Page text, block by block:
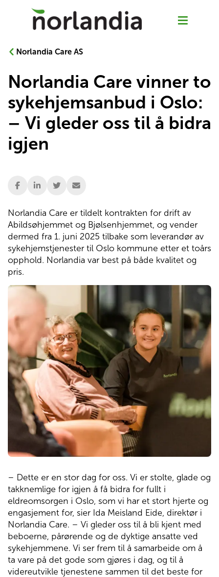
Våre tjenester
Hjemmetjenester
Senior Pluss
Pasienthotell
Om Norlandia
Kontakt oss
Jobb hos oss
Norlandia Care AS
Norlandia Care vinner to
sykehjemsanbud i Oslo:
– Vi gleder oss til å bidra
igjen
Norlandia Care er tildelt kontrakten for drift av
Abildsøhjemmet og Bjølsenhjemmet, og vender
dermed fra 1. juni 2025 tilbake som leverandør av
sykehjemstjenester til Oslo kommune etter et toårs
opphold. Norlandia var best på både kvalitet og
pris.
– Dette er en stor dag for oss. Vi er stolte, glade og
takknemlige for igjen å få bidra for fullt i
eldreomsorgen i Oslo, som vi har et stort hjerte og
engasjement for, sier Ida Meisland Eide, direktør i
Norlandia Care. – Vi gleder oss til å bli kjent med
beboerne, pårørende og de dyktige ansatte ved
sykehjemmene. Vi ser frem til å samarbeide om å
ta vare på det gode som gjøres i dag, og til å
videreutvikle tjenestene sammen til det beste for